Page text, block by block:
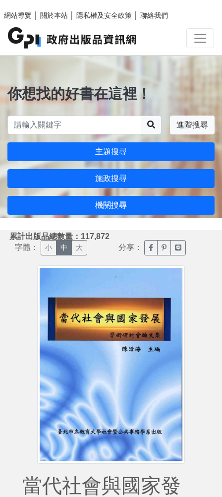
網站導覽
關於本站 隱私權及安全政策 聯絡我們
你想找的好書在這裡！
進階搜尋
主題搜尋
施政搜尋
機關搜尋
累計出版品總數量：117,872
字體： 小 中 大 分享： 臉書分享(另開新視窗)
噗浪分享(另開新
Line分享(另
當代社會與國家發